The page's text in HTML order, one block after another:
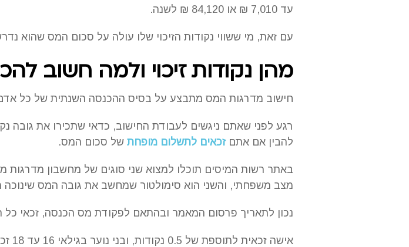
עד 7,010 ₪ או 84,120 ₪ לשנה.
עם זאת, מי ששווי נקודות הזיכוי שלו עולה על סכום המס שהוא
מהן נקודות זיכוי ולמה חשוב
חישוב מדרגות המס מתבצע על בסיס ההכנסה השנתית של כל
רגע לפני שאתם ניגשים לעבודת החישוב, כדאי שתכירו את גובה
להבין אם אתםזכאים לתשלום מופחת של סכום המס.
באתר רשות המיסים תוכלו למצוא שני סוגים של מחשבון מדרגות
מצב משפחתי, והשני הוא סימולטור שמחשב את גובה המס שינוכה
נכון לתאריך פרסום המאמר ובהתאם לפקודת מס הכנסה, זכאי כל תושב ישראל ל-
אישה זכאית לתוספת של 0.5 נקודות, ובני נוער בגילאי 16 עד 18 זכאים לנקודה נוספת בהתבסס על גילם.